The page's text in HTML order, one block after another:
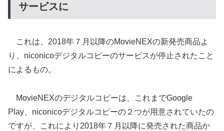
サービスに
これは、2018年７月以降のMovieNEXの新発売商品よ
り、niconicoデジタルコピーのサービスが停止されたこと
によるもの。
MovieNEXのデジタルコピーは、これまでGoogle
Play、niconicoデジタルコピーの２つが用意されていたの
ですが、これにより2018年７月以降に発売された商品か